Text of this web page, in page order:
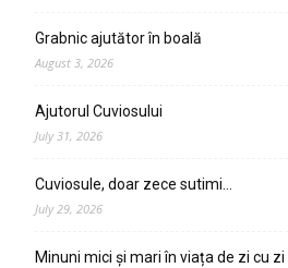
Grabnic ajutător în boală
August 3, 2026
Ajutorul Cuviosului
July 31, 2026
Cuviosule, doar zece sutimi…
July 29, 2026
Minuni mici și mari în viața de zi cu zi